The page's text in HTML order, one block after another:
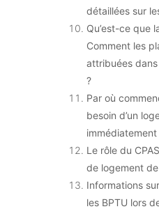
détaillées sur
Qu’est-ce que
Comment les
attribuées
?
Par où
besoin d’un
immédiatement
Le rôle du
de logement
Informations
les BPTU lors